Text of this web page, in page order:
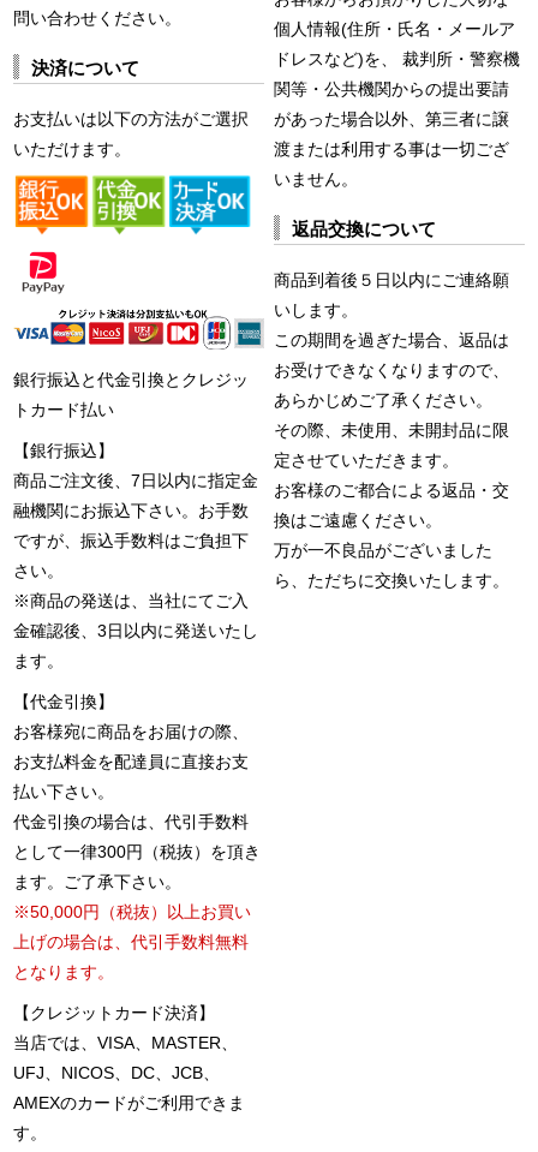
問い合わせください。
決済について
お支払いは以下の方法がご選択
いただけます。
銀行振込と代金引換とクレジッ
トカード払い
【銀行振込】
商品ご注文後、7日以内に指定金
融機関にお振込下さい。お手数
ですが、振込手数料はご負担下
さい。
※商品の発送は、当社にてご入
金確認後、3日以内に発送いたし
ます。
【代金引換】
お客様宛に商品をお届けの際、
お支払料金を配達員に直接お支
払い下さい。
代金引換の場合は、代引手数料
として一律300円（税抜）を頂き
ます。ご了承下さい。
※50,000円（税抜）以上お買い
上げの場合は、代引手数料無料
となります。
【クレジットカード決済】
当店では、VISA、MASTER、
UFJ、NICOS、DC、JCB、
AMEXのカードがご利用できま
す。
個人情報(住所・氏名・メールア
ドレスなど)を、 裁判所・警察機
関等・公共機関からの提出要請
があった場合以外、第三者に譲
渡または利用する事は一切ござ
いません。
返品交換について
商品到着後５日以内にご連絡願
いします。
この期間を過ぎた場合、返品は
お受けできなくなりますので、
あらかじめご了承ください。
その際、未使用、未開封品に限
定させていただきます。
お客様のご都合による返品・交
換はご遠慮ください。
万が一不良品がございました
ら、ただちに交換いたします。